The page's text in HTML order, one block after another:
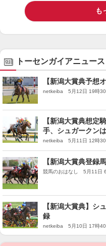
も
トーセンガイアニュース
【新潟大賞典予想
netkeiba 5月12日 19時
【新潟大賞典想定
手、シュガークン
netkeiba 5月11日 12時
【新潟大賞典登録
競馬のおはなし 5月11日
【新潟大賞典】シ
録
netkeiba 5月10日 17時